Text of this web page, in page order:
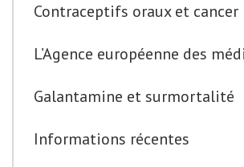
Contraceptifs oraux et cancer
L’Agence européenne des
Galantamine et surmortalité
Informations récentes